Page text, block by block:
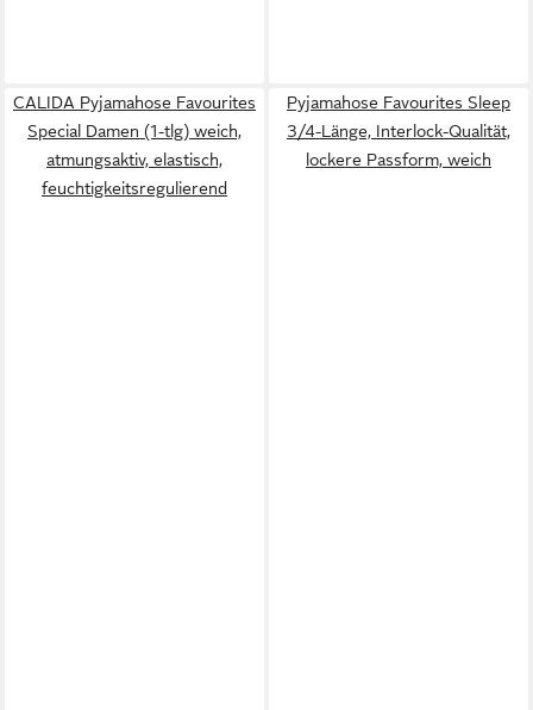
CALIDA Pyjamahose Favourites
Special Damen (1-tlg) weich,
atmungsaktiv, elastisch,
feuchtigkeitsregulierend
Pyjamahose Favourites Sleep
3/4-Länge, Interlock-Qualität,
lockere Passform, weich